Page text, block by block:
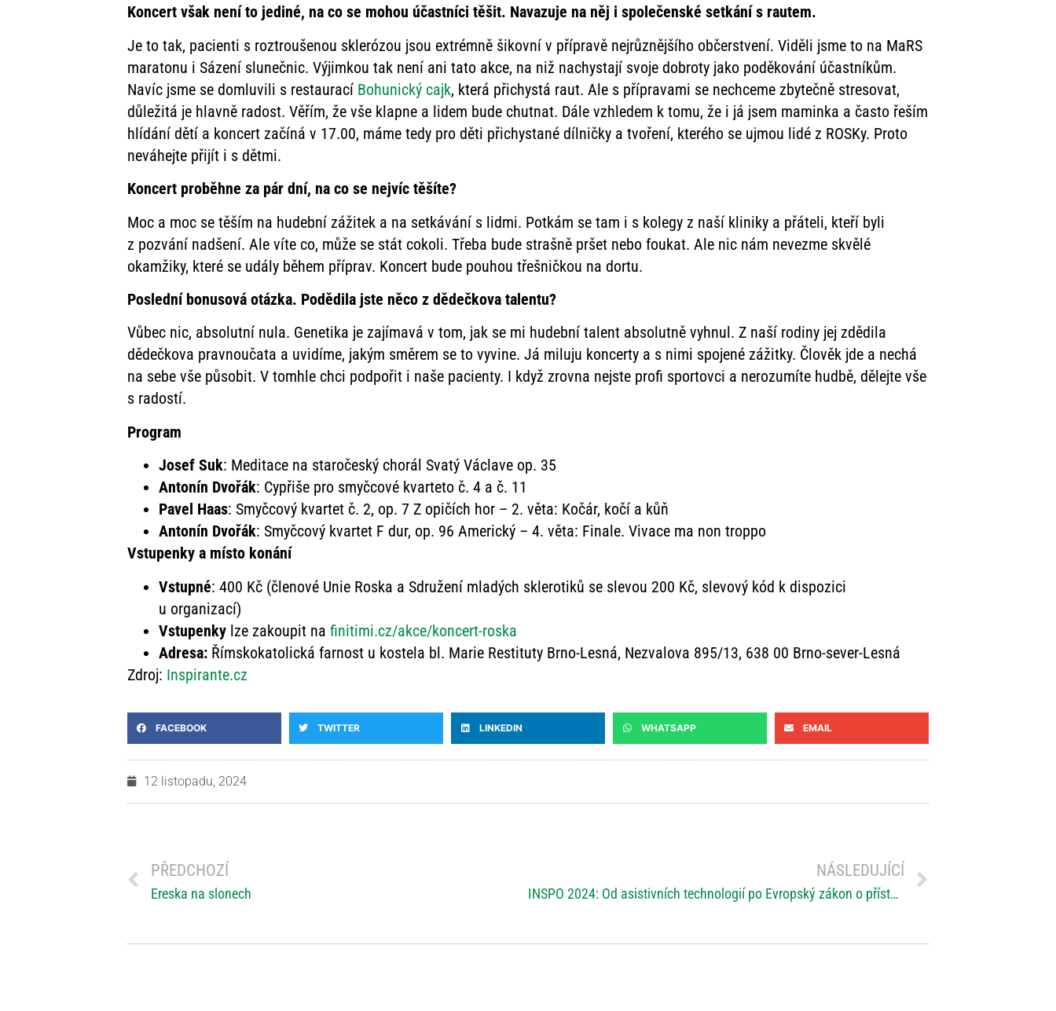
Koncert však není to jediné, na co se mohou účastníci těšit. Navazuje na něj i společenské setkání s rautem.
Je to tak, pacienti s roztroušenou sklerózou jsou extrémně šikovní v přípravě nejrůznějšího občerstvení. Viděli jsme to na MaRS
maratonu i Sázení slunečnic. Výjimkou tak není ani tato akce, na niž nachystají svoje dobroty jako poděkování účastníkům.
Navíc jsme se domluvili s restaurací Bohunický cajk, která přichystá raut. Ale s přípravami se nechceme zbytečně stresovat,
důležitá je hlavně radost. Věřím, že vše klapne a lidem bude chutnat. Dále vzhledem k tomu, že i já jsem maminka a často řeším
hlídání dětí a koncert začíná v 17.00, máme tedy pro děti přichystané dílničky a tvoření, kterého se ujmou lidé z ROSKy. Proto
neváhejte přijít i s dětmi.
Koncert proběhne za pár dní, na co se nejvíc těšíte?
Moc a moc se těším na hudební zážitek a na setkávání s lidmi. Potkám se tam i s kolegy z naší kliniky a přáteli, kteří byli
z pozvání nadšení. Ale víte co, může se stát cokoli. Třeba bude strašně pršet nebo foukat. Ale nic nám nevezme skvělé
okamžiky, které se udály během příprav. Koncert bude pouhou třešničkou na dortu.
Poslední bonusová otázka. Podědila jste něco z dědečkova talentu?
Vůbec nic, absolutní nula. Genetika je zajímavá v tom, jak se mi hudební talent absolutně vyhnul. Z naší rodiny jej zdědila
dědečkova pravnoučata a uvidíme, jakým směrem se to vyvine. Já miluju koncerty a s nimi spojené zážitky. Člověk jde a nechá
na sebe vše působit. V tomhle chci podpořit i naše pacienty. I když zrovna nejste profi sportovci a nerozumíte hudbě, dělejte vše
s radostí.
Program
Josef Suk: Meditace na staročeský chorál Svatý Václave op. 35
Antonín Dvořák: Cypřiše pro smyčcové kvarteto č. 4 a č. 11
Pavel Haas: Smyčcový kvartet č. 2, op. 7 Z opičích hor – 2. věta: Kočár, kočí a kůň
Antonín Dvořák: Smyčcový kvartet F dur, op. 96 Americký – 4. věta: Finale. Vivace ma non troppo
Vstupenky a místo konání
Vstupné: 400 Kč (členové Unie Roska a Sdružení mladých sklerotiků se slevou 200 Kč, slevový kód k dispozici
u organizací)
Vstupenky lze zakoupit na finitimi.cz/akce/koncert-roska
Adresa: Římskokatolická farnost u kostela bl. Marie Restituty Brno-Lesná, Nezvalova 895/13, 638 00 Brno-sever-Lesná
Zdroj: Inspirante.cz
FACEBOOK TWITTER LINKEDIN WHATSAPP EMAIL
12 listopadu, 2024
PŘEDCHOZÍ
Ereska na slonech
NÁSLEDUJÍCÍ
INSPO 2024: Od asistivních technologií po Evropský zákon o přístupnosti